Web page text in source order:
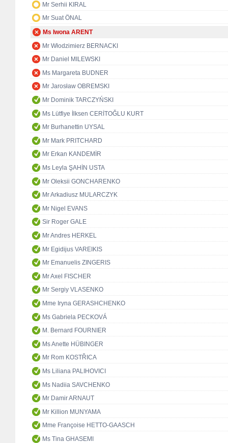
Mr Serhii KIRAL
Mr Suat ÖNAL
Ms Iwona ARENT
Mr Włodzimierz BERNACKI
Mr Daniel MILEWSKI
Ms Margareta BUDNER
Mr Jarosław OBREMSKI
Mr Dominik TARCZYŃSKI
Ms Lütfiye İlksen CERİTOĞLU KURT
Mr Burhanettin UYSAL
Mr Mark PRITCHARD
Mr Erkan KANDEMİR
Ms Leyla ŞAHİN USTA
Mr Oleksii GONCHARENKO
Mr Arkadiusz MULARCZYK
Mr Nigel EVANS
Sir Roger GALE
Mr Andres HERKEL
Mr Egidijus VAREIKIS
Mr Emanuelis ZINGERIS
Mr Axel FISCHER
Mr Sergiy VLASENKO
Mme Iryna GERASHCHENKO
Ms Gabriela PECKOVÁ
M. Bernard FOURNIER
Ms Anette HÜBINGER
Mr Rom KOSTŘICA
Ms Liliana PALIHOVICI
Ms Nadiia SAVCHENKO
Mr Damir ARNAUT
Mr Killion MUNYAMA
Mme Françoise HETTO-GAASCH
Ms Tina GHASEMI